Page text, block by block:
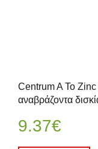
Centrum A To Zinc
αναβράζοντα
9.37€